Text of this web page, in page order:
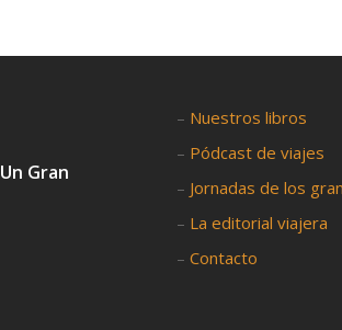
Gran
– Nuestros libros
– Pódcast de viajes
– Jornadas de los
– La editorial viajera
– Contacto